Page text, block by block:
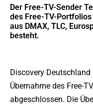
Der Free-TV-Sender
des Free-TV-
aus DMAX, TLC,
besteht.
Discovery
Übernahme des Free-
abgeschlossen. Die